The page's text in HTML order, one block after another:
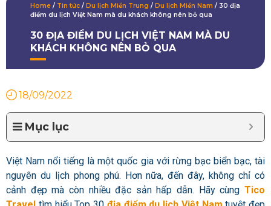
Home / Tin tức / Du lịch Miền Trung / Du lịch Miền Nam / 30 địa
điểm du lịch Việt Nam mà du khách không nên bỏ qua
30 ĐỊA ĐIỂM DU LỊCH VIỆT NAM MÀ DU
KHÁCH KHÔNG NÊN BỎ QUA
18/09/2022
Mục lục
Việt Nam nổi tiếng là một quốc gia với rừng bạc biển bạc, tài
nguyên du lịch phong phú. Hơn nữa, đến đây, không chỉ có
cảnh đẹp mà còn nhiều đặc sản hấp dẫn. Hãy cùng Tico